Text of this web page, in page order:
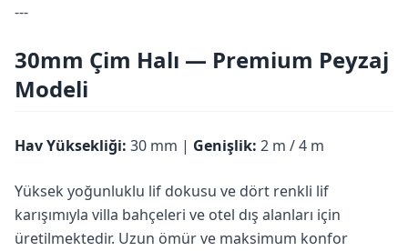
---
30mm Çim Halı — Premium Peyzaj
Modeli
Hav Yüksekliği: 30 mm | Genişlik: 2 m / 4 m
Yüksek yoğunluklu lif dokusu ve dört renkli lif
karışımıyla villa bahçeleri ve otel dış alanları için
üretilmektedir. Uzun ömür ve maksimum konfor